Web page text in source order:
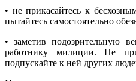
• не прикасайтесь к
пытайтесь самостоятельно
• заметив подозрительную
работнику милиции. Не
подпускайте к ней других